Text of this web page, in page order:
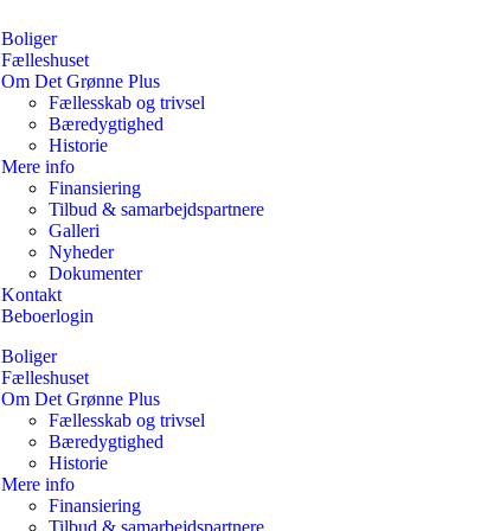
Boliger
Fælleshuset
Om Det Grønne Plus
Fællesskab og trivsel
Bæredygtighed
Historie
Mere info
Finansiering
Tilbud & samarbejdspartnere
Galleri
Nyheder
Dokumenter
Kontakt
Beboerlogin
Boliger
Fælleshuset
Om Det Grønne Plus
Fællesskab og trivsel
Bæredygtighed
Historie
Mere info
Finansiering
Tilbud & samarbejdspartnere